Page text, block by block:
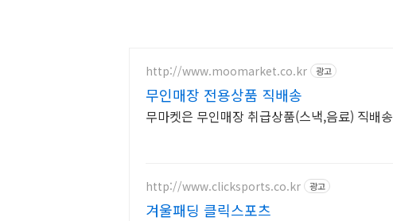
http://www.moomarket.co.kr 광고
무인매장 전용상품 직배송
무마켓은 무인매장 취급상품(스낵,음료) 직배
http://www.clicksports.co.kr 광고
겨울패딩 클릭스포츠